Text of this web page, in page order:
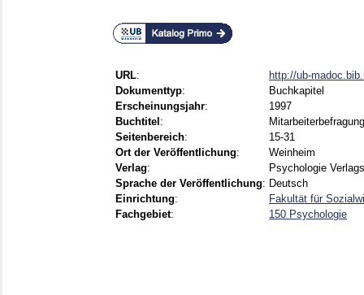
URL:
http://ub-
Dokumenttyp:
Buchkapitel
Erscheinungsjahr:
1997
Buchtitel :
Seitenbereich:
15-31
Ort der Veröffentlichung:
Weinheim
Verlag:
Psychologie
Sprache der Veröffentlichung: Deutsch
Einrichtung:
Fakultät für
Fachgebiet: 150 Psychologie